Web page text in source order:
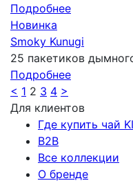
Подробнее
Новинка
Smoky Kunugi
25 пакетиков
Подробнее
< 1 2 3 4 >
Для клиентов
Где купить чай
B2B
Все коллекции
О бренде